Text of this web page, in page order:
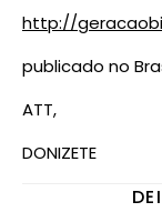
http://
publicado no
ATT,
DONIZETE